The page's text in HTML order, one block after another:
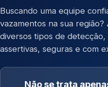
Buscando uma equipe
vazamentos na sua
diversos tipos de
assertivas, seguras e com
Não se trata